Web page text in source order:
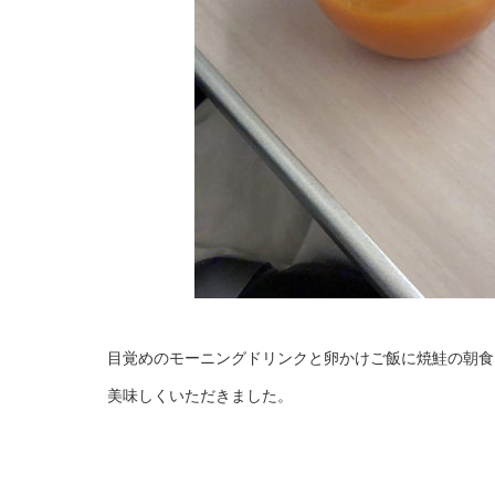
目覚めのモーニングドリンクと卵かけご飯に焼鮭の朝
美味しくいただきました。